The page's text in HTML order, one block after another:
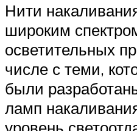
Нити
широким
осветительных
числе с теми,
были
ламп